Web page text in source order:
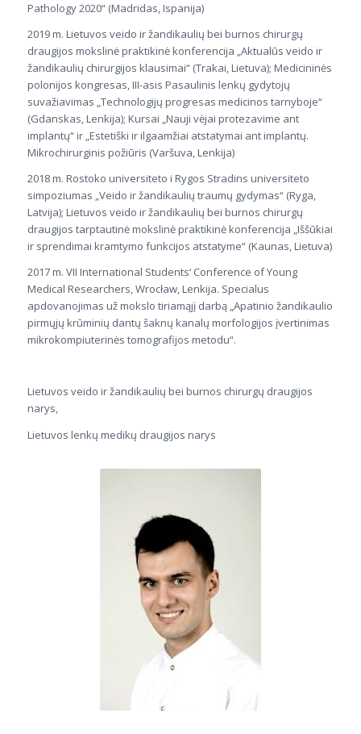
Pathology 2020“ (Madridas, Ispanija)
2019 m. Lietuvos veido ir žandikaulių bei burnos chirurgų
draugijos mokslinė praktikinė konferencija „Aktualūs veido ir
žandikaulių chirurgijos klausimai“ (Trakai, Lietuva); Medicininės
polonijos kongresas, III-asis Pasaulinis lenkų gydytojų
suvažiavimas „Technologijų progresas medicinos tarnyboje“
(Gdanskas, Lenkija); Kursai „Nauji vėjai protezavime ant
implantų“ ir „Estetiški ir ilgaamžiai atstatymai ant implantų.
Mikrochirurginis požiūris (Varšuva, Lenkija)
2018 m. Rostoko universiteto i Rygos Stradins universiteto
simpoziumas „Veido ir žandikaulių traumų gydymas“ (Ryga,
Latvija); Lietuvos veido ir žandikaulių bei burnos chirurgų
draugijos tarptautinė mokslinė praktikinė konferencija „Iššūkiai
ir sprendimai kramtymo funkcijos atstatyme“ (Kaunas, Lietuva)
2017 m. VII International Students‘ Conference of Young
Medical Researchers, Wrocław, Lenkija. Specialus
apdovanojimas už mokslo tiriamąjį darbą „Apatinio žandikaulio
pirmųjų krūminių dantų šaknų kanalų morfologijos įvertinimas
mikrokompiuterinės tomografijos metodu“.
Lietuvos veido ir žandikaulių bei burnos chirurgų draugijos
narys,
Lietuvos lenkų medikų draugijos narys